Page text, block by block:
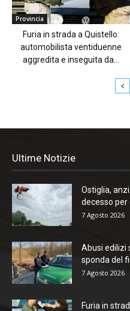
Provincia
Furia in strada a Quistello:
automobilista ventiduenne
aggredita e inseguita da...
Ultime Notizie
Ostiglia,
decesso per
7 Agosto 2026
Abusi edilizi
sponda del
7 Agosto 2026
Furia in